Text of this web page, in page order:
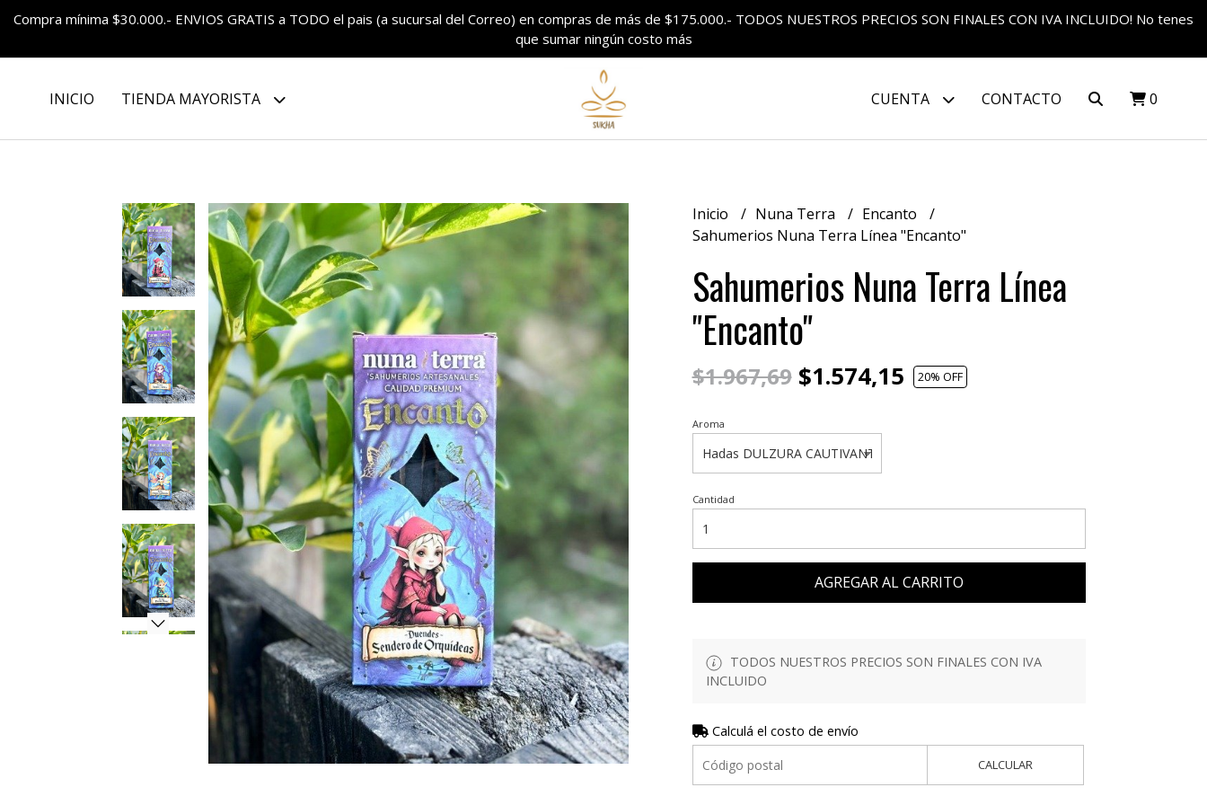
Compra mínima $30.000.- ENVIOS GRATIS a TODO el pais (a sucursal del Correo) en compras de más de $175.000.- TODOS NUESTROS PRECIOS SON FINALES CON IVA INCLUIDO! No tenes
que sumar ningún costo más
INICIO TIENDA MAYORISTA CUENTA CONTACTO 0
Inicio Nuna Terra
Encanto
Sahumerios Nuna Terra Línea "Encanto"
Sahumerios Nuna Terra Línea
"Encanto"
$1.967,69$1.574,15 20% OFF
Aroma
Cantidad
AGREGAR AL CARRITO
TODOS NUESTROS PRECIOS SON FINALES CON IVA
INCLUIDO
Calculá el costo de envío
CALCULAR